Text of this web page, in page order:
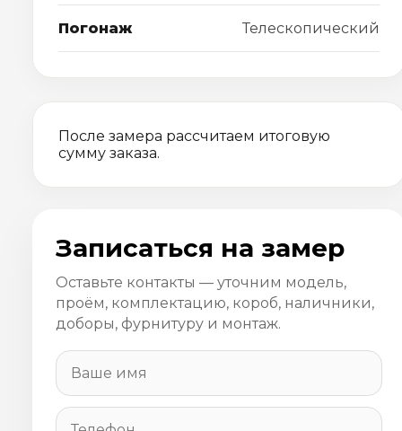
Погонаж Телескопический
После замера рассчитаем итоговую
сумму заказа.
Записаться на замер
Оставьте контакты — уточним модель,
проём, комплектацию, короб, наличники,
доборы, фурнитуру и монтаж.